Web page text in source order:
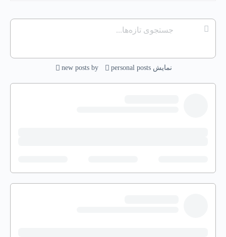
جستجوجستجوی
نمایش personal posts
by
new posts